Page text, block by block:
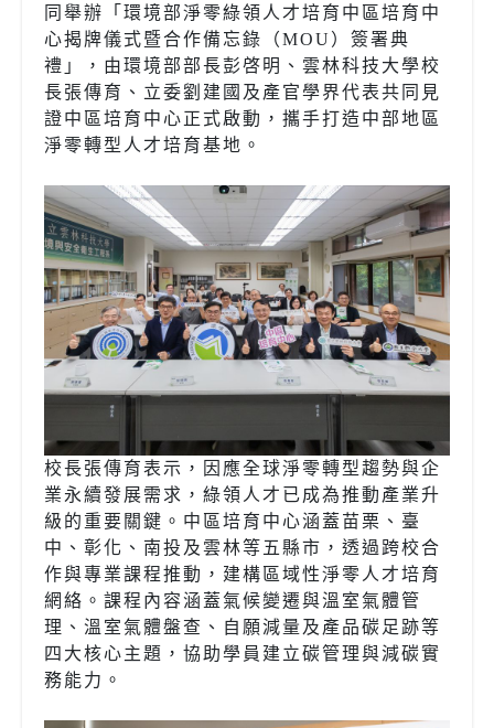
同舉辦「環境部淨零綠領人才培育中區培育中
心揭牌儀式暨合作備忘錄（MOU）簽署典
禮」，由環境部部長彭啓明、雲林科技大學校
長張傳育、立委劉建國及產官學界代表共同見
證中區培育中心正式啟動，攜手打造中部地區
淨零轉型人才培育基地。
校長張傳育表示，因應全球淨零轉型趨勢與企
業永續發展需求，綠領人才已成為推動產業升
級的重要關鍵。中區培育中心涵蓋苗栗、臺
中、彰化、南投及雲林等五縣市，透過跨校合
作與專業課程推動，建構區域性淨零人才培育
網絡。課程內容涵蓋氣候變遷與溫室氣體管
理、溫室氣體盤查、自願減量及產品碳足跡等
四大核心主題，協助學員建立碳管理與減碳實
務能力。